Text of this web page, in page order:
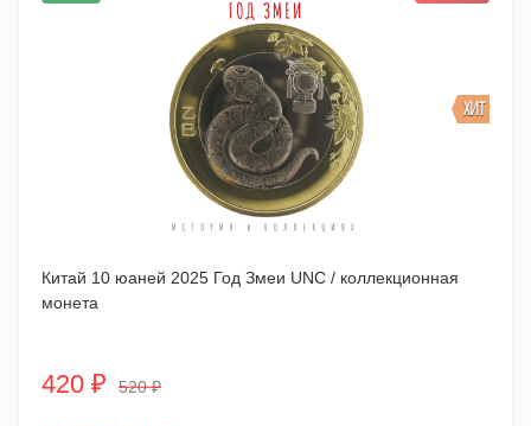
ХИТ
Китай 10 юаней 2025 Год Змеи UNC / коллекционная
монета
420 ₽ 520₽